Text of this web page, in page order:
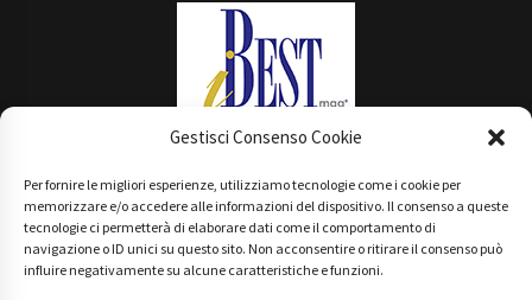
Gestisci Consenso Cookie
Per fornire le migliori esperienze, utilizziamo tecnologie come i cookie per
memorizzare e/o accedere alle informazioni del dispositivo. Il consenso a queste
tecnologie ci permetterà di elaborare dati come il comportamento di
navigazione o ID unici su questo sito. Non acconsentire o ritirare il consenso può
influire negativamente su alcune caratteristiche e funzioni.
Main Partner